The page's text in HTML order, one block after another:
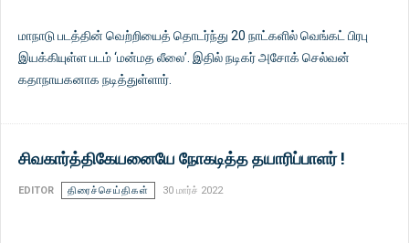
மாநாடு படத்தின் வெற்றியைத் தொடர்ந்து 20 நாட்களில் வெங்கட் பிரபு
இயக்கியுள்ள படம் ‘மன்மத லீலை’. இதில் நடிகர் அசோக் செல்வன்
கதாநாயகனாக நடித்துள்ளார்.
சிவகார்த்திகேயனையே நோகடித்த தயாரிப்பாளர் !
EDITOR திரைச்செய்திகள் 30 மார்ச் 2022